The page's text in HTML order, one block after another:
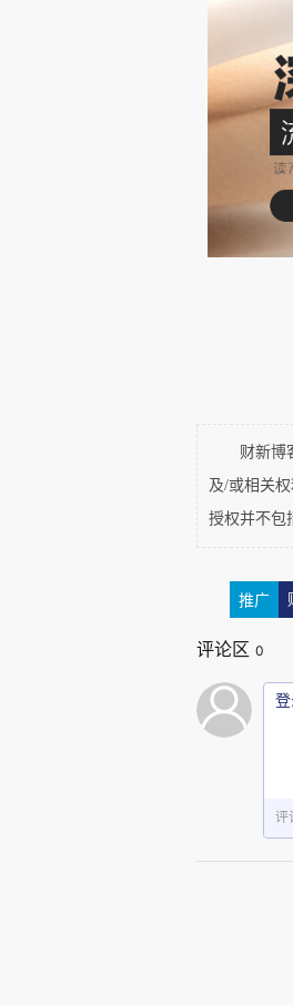
请高蒙河
发表了意见
2012年
以盗墓小
法律问题
免互有
财新博客
及/或相关
授权并不包
推广
评论区 0
评